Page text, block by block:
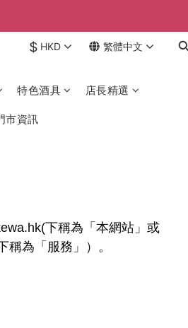
$ HKD 繁體中文
特色酒具 店長精選
市資訊
下稱為「本網站」或
為「服務」）。